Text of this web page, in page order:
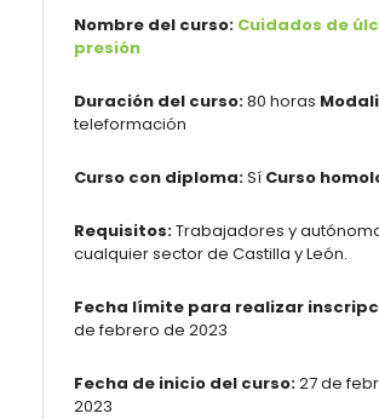
Nombre del curso: Cuidados de
presión
Duración del curso:80 horas
teleformación
Curso con diploma:Sí Curso
Requisitos:Trabajadores y
cualquier sector de Castilla y León.
Fecha límite para realizar
de febrero de 2023
Fecha de inicio del curso:27 de
2023